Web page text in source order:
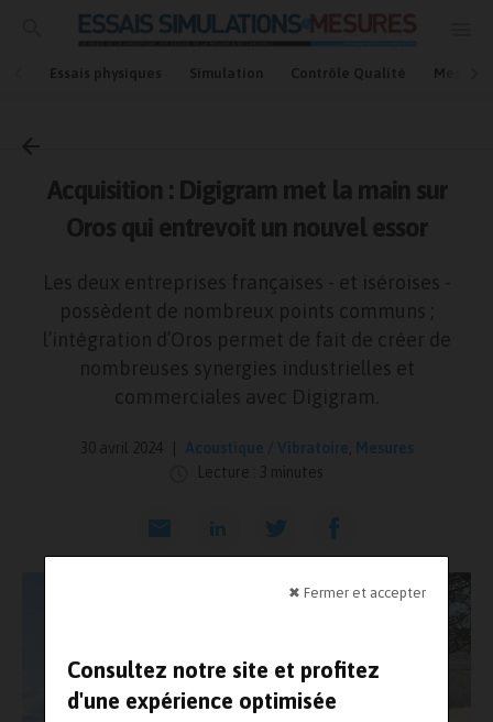
✖ Fermer et accepter
Consultez notre site et profitez
d'une expérience optimisée
Essais physiques Simulation Contrôle Qualité Mesures
Accueil
Acoustique / Vibratoire
Acquisition : Digigram met la main sur
Oros qui entrevoit un nouvel essor
Les deux entreprises françaises - et iséroises -
possèdent de nombreux points communs ;
l’intégration d’Oros permet de fait de créer de
nombreuses synergies industrielles et
commerciales avec Digigram.
30 avril 2024 Acoustique / Vibratoire
Mesures
Lecture : 3 minutes